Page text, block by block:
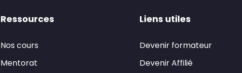
Ressources
Nos cours
Mentorat
Liens utiles
Devenir formateur
Devenir Affilié